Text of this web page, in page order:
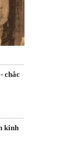
chắc
kinh